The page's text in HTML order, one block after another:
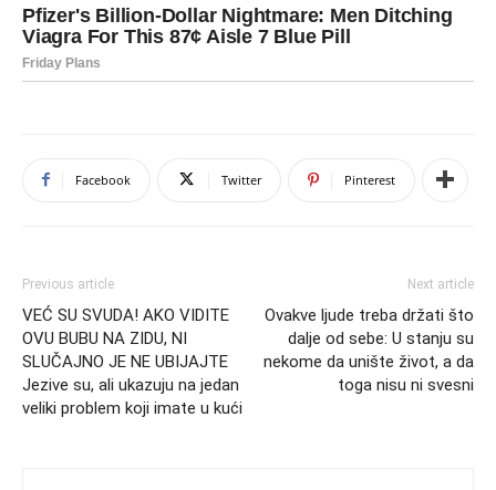
Facebook Twitter Pinterest
Previous article
VEĆ SU SVUDA! AKO VIDITE
OVU BUBU NA ZIDU, NI
SLUČAJNO JE NE UBIJAJTE
Jezive su, ali ukazuju na jedan
veliki problem koji imate u kući
Next article
Ovakve ljude treba držati što
dalje od sebe: U stanju su
nekome da unište život, a da
toga nisu ni svesni